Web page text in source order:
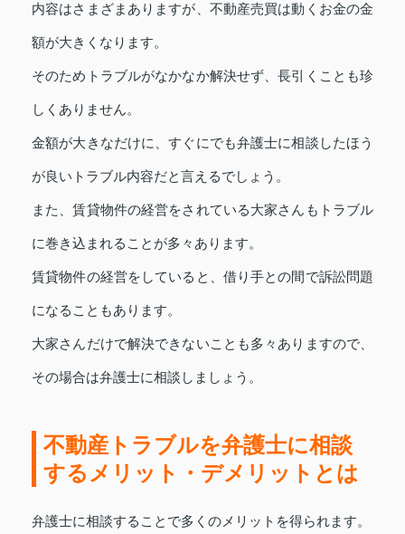
内容はさまざまありますが、不動産売買は動くお金の金
額が大きくなります。
そのためトラブルがなかなか解決せず、長引くことも珍
しくありません。
金額が大きなだけに、すぐにでも弁護士に相談したほう
が良いトラブル内容だと言えるでしょう。
また、賃貸物件の経営をされている大家さんもトラブル
に巻き込まれることが多々あります。
賃貸物件の経営をしていると、借り手との間で訴訟問題
になることもあります。
大家さんだけで解決できないことも多々ありますので、
その場合は弁護士に相談しましょう。
不動産トラブルを弁護士に相談
するメリット・デメリットとは
弁護士に相談することで多くのメリットを得られます。